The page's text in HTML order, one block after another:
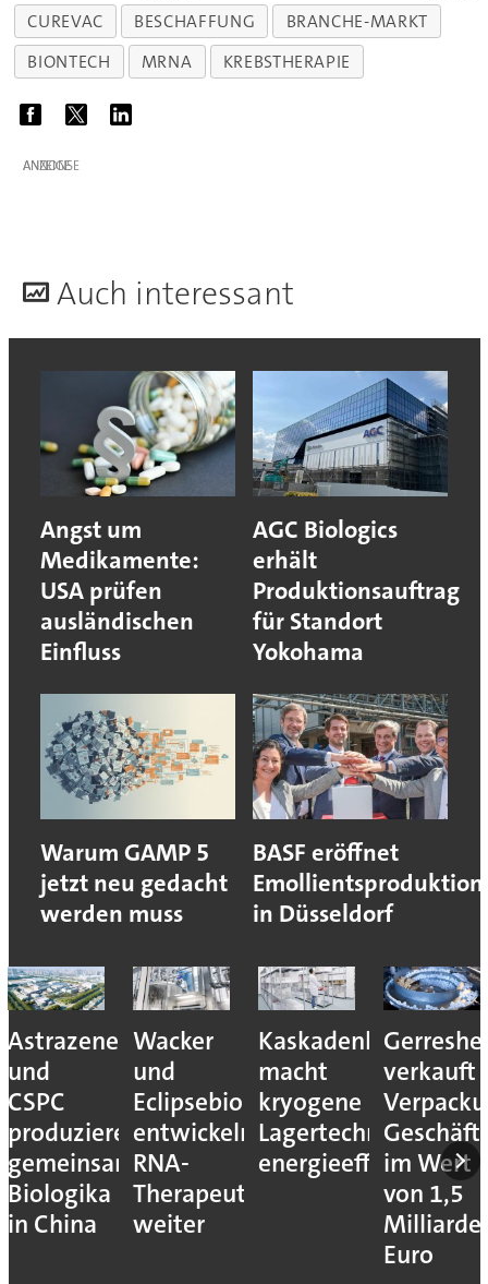
CUREVAC BESCHAFFUNG
BRANCHE-MARKT
BIONTECH
MRNA KREBSTHERAPIE
ANZEIGE
Auch interessant
Angst um
Medikamente:
USA prüfen
ausländischen
Einfluss
AGC Biologics
erhält
Produktionsauftrag
für Standort
Yokohama
Warum GAMP 5
jetzt neu gedacht
werden muss
BASF eröffnet
Emollientsproduktion
in Düsseldorf
Astrazeneca
und
CSPC
produzieren
gemeinsam
Biologika
in China
Wacker
und
Eclipsebio
entwickeln
RNA-
Therapeutika
weiter
Kaskadenkonzept
macht
kryogene
Lagertechnik
energieeffizienter
verkauft
im Wert
von 1,5
Euro